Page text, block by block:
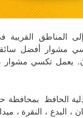
القريبة
مشوار أفضل
، البدع ، النقرة ،